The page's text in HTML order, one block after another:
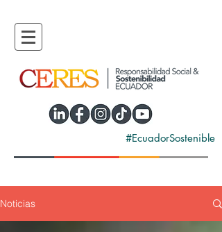
#EcuadorSostenible
Noticias